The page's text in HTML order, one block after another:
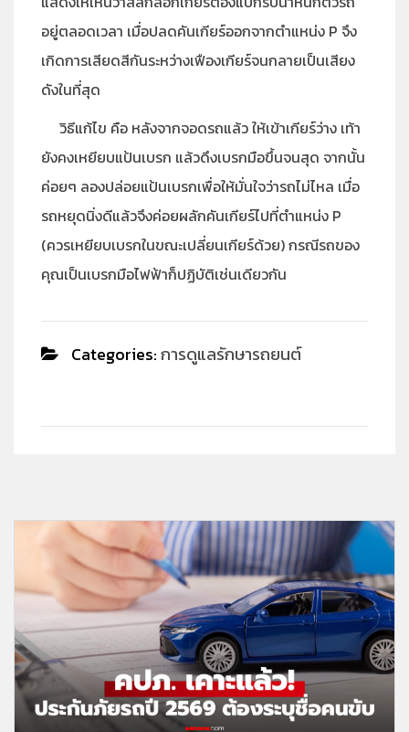
อยู่ตลอดเวลา เมื่อปลดคันเกียร์ออกจากตำแหน่ง P จึง
เกิดการเสียดสีกันระหว่างเฟืองเกียร์จนกลายเป็นเสียง
ดังในที่สุด
วิธีแก้ไข คือ หลังจากจอดรถแล้ว ให้เข้าเกียร์ว่าง เท้า
ยังคงเหยียบแป้นเบรก แล้วดึงเบรกมือขึ้นจนสุด จากนั้น
ค่อยๆ ลองปล่อยแป้นเบรกเพื่อให้มั่นใจว่ารถไม่ไหล เมื่อ
รถหยุดนิ่งดีแล้วจึงค่อยผลักคันเกียร์ไปที่ตำแหน่ง P
(ควรเหยียบเบรกในขณะเปลี่ยนเกียร์ด้วย) กรณีรถของ
คุณเป็นเบรกมือไฟฟ้าก็ปฏิบัติเช่นเดียวกัน
Categories:การดูแลรักษารถยนต์